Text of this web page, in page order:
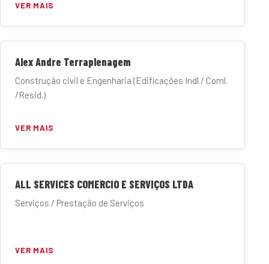
VER MAIS
Alex Andre Terraplenagem
Construção civil e Engenharia (Edificações Indl./ Coml.
/Resid.)
VER MAIS
ALL SERVICES COMERCIO E SERVIÇOS LTDA
Serviços / Prestação de Serviços
VER MAIS